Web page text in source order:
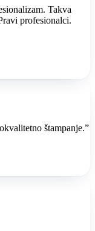
Takva
profesionalci.
štampanje.”